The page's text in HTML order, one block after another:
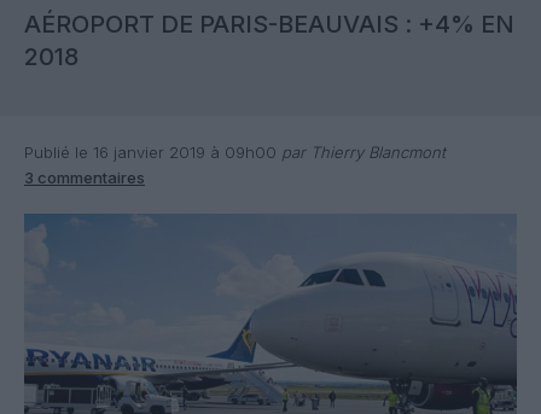
AÉROPORT DE PARIS-BEAUVAIS : +4% EN
2018
Publié le 16 janvier 2019 à 09h00 par Thierry Blancmont
3 commentaires